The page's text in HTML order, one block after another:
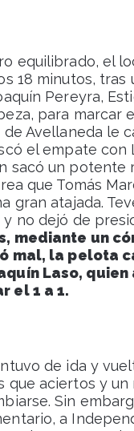
equilibrado, el
18 minutos, tras
Pereyra,
para marcar
de Avellaneda le
el empate con
sacó un potente
que Tomás
gran atajada.
y no dejó de
mediante un
mal, la pelota
Laso,
el 1 a 1.
de ida y
que aciertos y un
Sin
a